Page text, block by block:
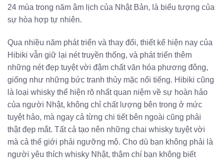
24 mùa trong năm âm lịch của Nhật Bản, là biểu tượng của
sự hòa hợp tự nhiên.
Qua nhiều năm phát triển và thay đổi, thiết kế hiện nay của
Hibiki vẫn giữ lại nét truyền thống, và phát triển thêm
những nét đẹp tuyệt vời đậm chất văn hóa phương đông,
giống như những bức tranh thủy mặc nổi tiếng. Hibiki cũng
là loại whisky thể hiện rõ nhất quan niệm về sự hoàn hảo
của người Nhật, không chỉ chất lượng bên trong ở mức
tuyệt hảo, mà ngay cả từng chi tiết bên ngoài cũng phải
thật đẹp mắt. Tất cả tạo nên những chai whisky tuyệt vời
mà cả thế giới phải ngưỡng mộ. Cho dù bạn không phải là
người yêu thích whisky Nhật, thậm chí bạn không biết